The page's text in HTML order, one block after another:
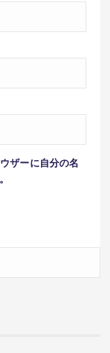
ザーに自分の名